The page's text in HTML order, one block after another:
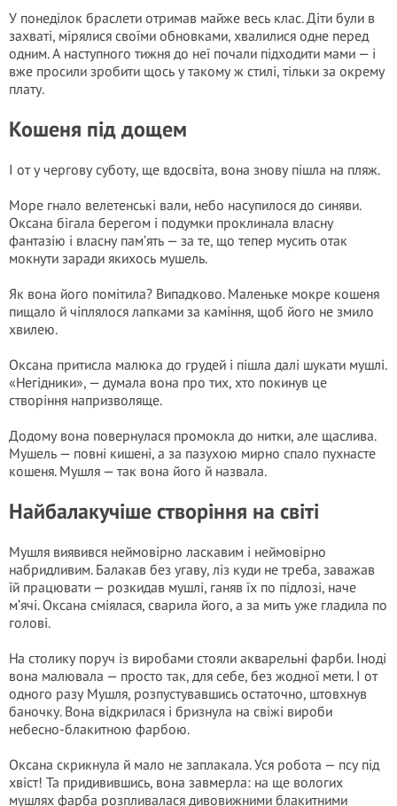
У понеділок браслети отримав майже весь клас. Діти були в
захваті, мірялися своїми обновками, хвалилися одне перед
одним. А наступного тижня до неї почали підходити мами — і
вже просили зробити щось у такому ж стилі, тільки за окрему
плату.
Кошеня під дощем
І от у чергову суботу, ще вдосвіта, вона знову пішла на пляж.
Море гнало велетенські вали, небо насупилося до синяви.
Оксана бігала берегом і подумки проклинала власну
фантазію і власну пам’ять — за те, що тепер мусить отак
мокнути заради якихось мушель.
Як вона його помітила? Випадково. Маленьке мокре кошеня
пищало й чіплялося лапками за каміння, щоб його не змило
хвилею.
Оксана притисла малюка до грудей і пішла далі шукати мушлі.
«Негідники», — думала вона про тих, хто покинув це
створіння напризволяще.
Додому вона повернулася промокла до нитки, але щаслива.
Мушель — повні кишені, а за пазухою мирно спало пухнасте
кошеня. Мушля — так вона його й назвала.
Найбалакучіше створіння на світі
Мушля виявився неймовірно ласкавим і неймовірно
набридливим. Балакав без угаву, ліз куди не треба, заважав
їй працювати — розкидав мушлі, ганяв їх по підлозі, наче
м’ячі. Оксана сміялася, сварила його, а за мить уже гладила по
голові.
На столику поруч із виробами стояли акварельні фарби. Іноді
вона малювала — просто так, для себе, без жодної мети. І от
одного разу Мушля, розпустувавшись остаточно, штовхнув
баночку. Вона відкрилася і бризнула на свіжі вироби
небесно-блакитною фарбою.
Оксана скрикнула й мало не заплакала. Уся робота — псу під
хвіст! Та придивившись, вона завмерла: на ще вологих
мушлях фарба розпливалася дивовижними блакитними